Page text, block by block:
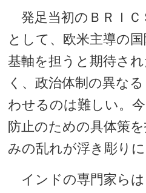
発足当初のＢＲＩＣ
として、欧米主導の
基軸を担うと期待さ
く、政治体制の異な
わせるのは難しい。
防止のための具体策
みの乱れが浮き彫りに
インドの専門家らは